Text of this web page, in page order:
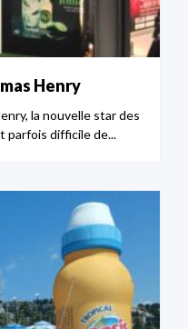
Henry
la nouvelle star des
parfois difficile de...